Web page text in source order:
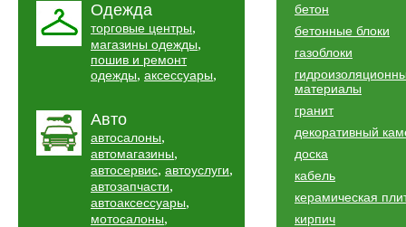
Одежда
торговые центры,
магазины одежды,
пошив и ремонт
одежды, аксессуары,
Авто
автосалоны,
автомагазины,
автосервис, автоуслуги,
автозапчасти,
автоаксессуары,
мотосалоны,
бетон
бетонные блоки
газоблоки
материалы
гранит
декоративный
доска
кабель
керамическая
кирпич